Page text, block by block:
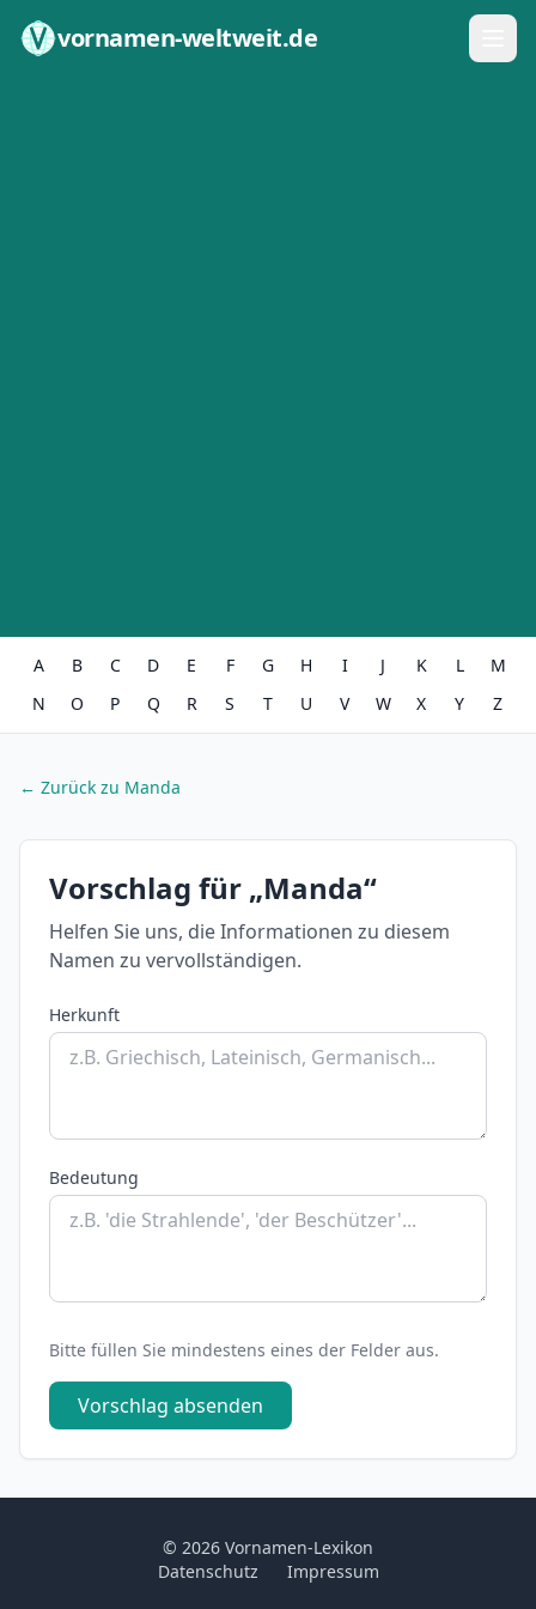
vornamen-weltweit.de
A B C D E F G H I J K L
M
N
O P Q R S T U V W X Y Z
← Zurück zu Manda
Vorschlag für „Manda“
Helfen Sie uns, die Informationen zu diesem
Namen zu vervollständigen.
Herkunft
Bedeutung
Bitte füllen Sie mindestens eines der Felder aus.
Vorschlag absenden
© 2026 Vornamen-Lexikon
Datenschutz
Impressum